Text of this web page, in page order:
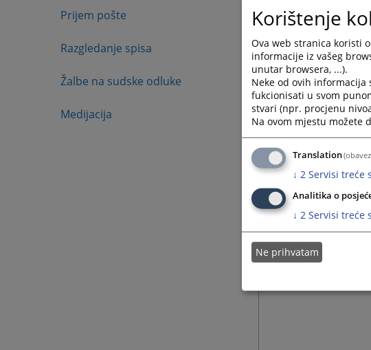
Prijem pošte
Razgledanje spisa
Žalbe na sudske odluke
Medijacija
Općinski/osnovni
zahtjev ne vodi
izdaje općinski/
čijem području ima
strano lice ima
Korištenje
Ova web stranica koristi
informacije iz vašeg
unutar browsera, ...).
Neke od ovih
fukcionisati u svom
stvari (npr. procjenu
Na ovom mjestu možete
Translation
↓ 2 Servisi treće
Analitika o
↓ 2 Servisi treće
Ne prihvatam